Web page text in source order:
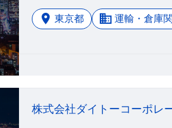
東京都
運輸・倉庫
株式会社ダイトーコーポレ